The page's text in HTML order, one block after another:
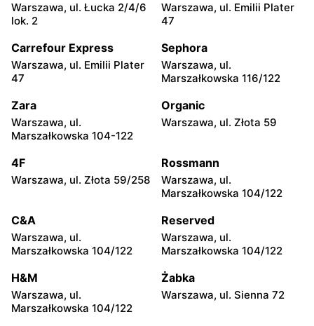
Żabka Żabka
104
Żabka
2
Żabka
Żabka
Chałubińskiego 8
Żabka
Żabka
4
Żabka
Żabka Żabka
Żabka
Warszawa, ul. Prosta 2/14
Żabka
Warszawa, ul. Łucka 2/4/6
lok. 2
Warszawa, ul. Emilii Plater
47
Carrefour Express
Warszawa, ul. Emilii Plater
47
Sephora
Warszawa, ul.
Marszałkowska 116/122
Zara
Warszawa, ul.
Marszałkowska 104-122
Organic
Warszawa, ul. Złota 59
4F
Warszawa, ul. Złota 59/258
Rossmann
Warszawa, ul.
Marszałkowska 104/122
C&A
Warszawa, ul.
Marszałkowska 104/122
Reserved
Warszawa, ul.
Marszałkowska 104/122
H&M
Warszawa, ul.
Marszałkowska 104/122
Żabka
Warszawa, ul. Sienna 72